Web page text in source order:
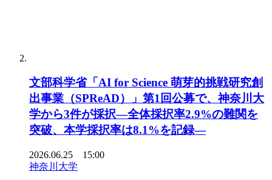
文部科学省「AI for Science 萌芽的挑戦研究創
出事業（SPReAD）」第1回公募で、神奈川大
学から3件が採択―全体採択率2.9%の難関を
突破、本学採択率は8.1%を記録―
2026.06.25 15:00
神奈川大学